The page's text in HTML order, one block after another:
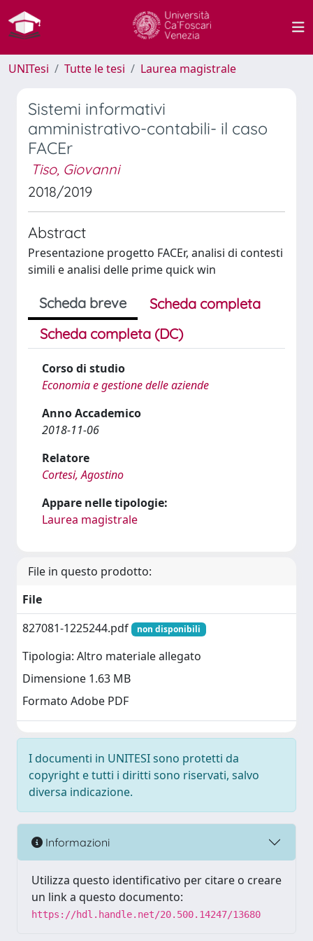
UNITesi Tutte le tesi Laurea magistrale
Sistemi informativi
amministrativo-contabili- il caso
FACEr
Tiso, Giovanni
2018/2019
Abstract
Presentazione progetto FACEr, analisi di contesti
simili e analisi delle prime quick win
Scheda breve
Scheda completa
Scheda completa (DC)
Corso di studio
Economia e gestione delle aziende
Anno Accademico
2018-11-06
Relatore
Cortesi, Agostino
Appare nelle tipologie:
Laurea magistrale
File in questo prodotto:
File
827081-1225244.pdf
non disponibili
Tipologia: Altro materiale allegato
Dimensione 1.63 MB
Formato Adobe PDF
I documenti in UNITESI sono protetti da
copyright e tutti i diritti sono riservati, salvo
diversa indicazione.
Informazioni
Utilizza questo identificativo per citare o creare
un link a questo documento:
https://hdl.handle.net/20.500.14247/13680